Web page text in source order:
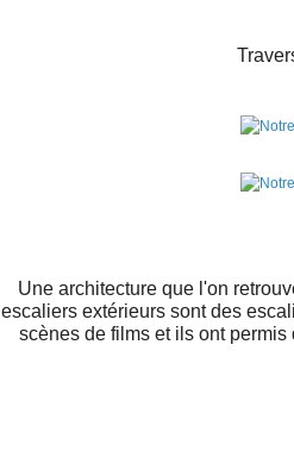
Une architecture que l'on
escaliers extérieurs sont des
scènes de films et ils ont